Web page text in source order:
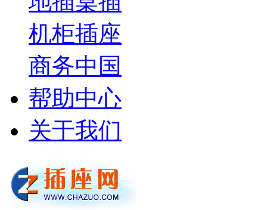
机柜插座
商务中国
帮助中心
关于我们